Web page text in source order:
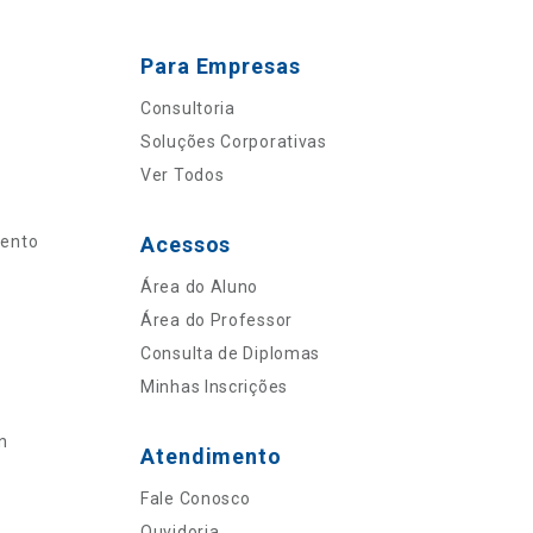
Para Empresas
Consultoria
Soluções Corporativas
Ver Todos
Acessos
Área do Aluno
Área do Professor
Consulta de Diplomas
Minhas Inscrições
Atendimento
Fale Conosco